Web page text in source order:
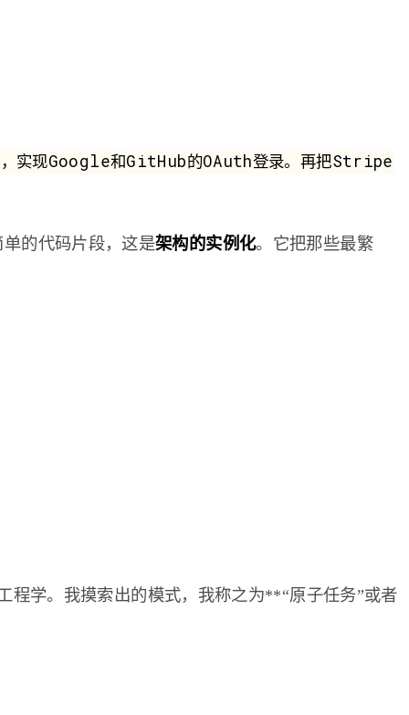
实现Google和GitHub的OAuth登录。再把Stripe
的代码片段，这是架构的实例化。它把那些最繁
程学。我摸索出的模式，我称之为**“原子任务”或者